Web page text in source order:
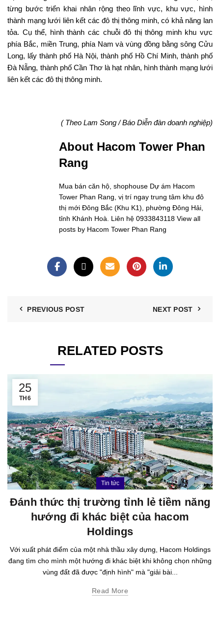
từng bước triển khai nhân rộng theo lĩnh vực, khu vực, hình
thành mạng lưới liên kết các đô thị thông minh, có khả năng lan
tỏa. Cụ thể, hình thành các chuỗi đô thị thông minh khu vực
phía Bắc, miền Trung, phía Nam và vùng đồng bằng sông Cửu
Long, lấy thành phố Hà Nội, thành phố Hồ Chí Minh, thành phố
Đà Nẵng, thành phố Cần Thơ là hạt nhân, hình thành mạng lưới
liên kết các đô thị thông minh.
( Theo Lam Song / Báo Diễn đàn doanh nghiệp)
About Hacom Tower Phan
Rang
Mua bán căn hộ, shophouse Dự ám Hacom
Tower Phan Rang, vị trí ngay trung tâm khu đô
thị mới Đông Bắc (Khu K1), phường Đông Hải,
tỉnh Khánh Hoà. Liên hệ 0933843118 View all
posts by Hacom Tower Phan Rang
PREVIOUS POST NEXT POST
RELATED POSTS
25
TH6
Tin tức
Đánh thức thị trường tỉnh lẻ tiềm năng
hướng đi khác biệt của hacom
Holdings
Với xuất phát điểm của một nhà thầu xây dựng, Hacom Holdings
đang tìm cho mình một hướng đi khác biệt khi không chọn những
vùng đất đã được "định hình" mà "giải bài...
Read More